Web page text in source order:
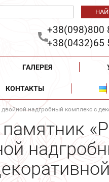
+38(098)800
+38(0432)65
ГАЛЕРЕЯ
КОНТАКТЫ
надгробный комплекс с